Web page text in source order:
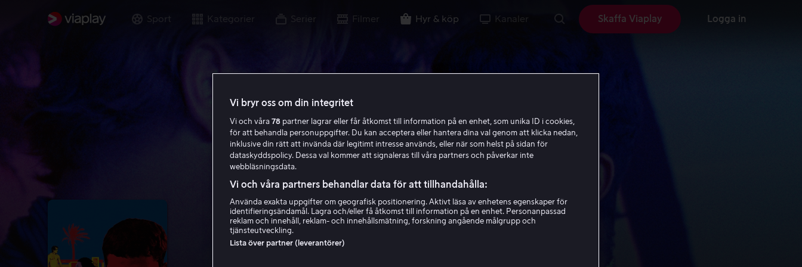
Sport Kategorier Serier Filmer Hyr & köp Kanaler Skaffa Viaplay Logga in
Vi bryr oss om din integritet
Vi och våra 78 partner lagrar eller får åtkomst till information på en enhet, som unika ID i cookies,
för att behandla personuppgifter. Du kan acceptera eller hantera dina val genom att klicka nedan,
inklusive din rätt att invända där legitimt intresse används, eller när som helst på sidan för
dataskyddspolicy. Dessa val kommer att signaleras till våra partners och påverkar inte
webbläsningsdata.
Vi och våra partners behandlar data för att tillhandahålla:
Använda exakta uppgifter om geografisk positionering. Aktivt läsa av enhetens egenskaper för
identifieringsändamål. Lagra och/eller få åtkomst till information på en enhet. Personanpassad
reklam och innehåll, reklam- och innehållsmätning, forskning angående målgrupp och
tjänsteutveckling.
Lista över partner (leverantörer)